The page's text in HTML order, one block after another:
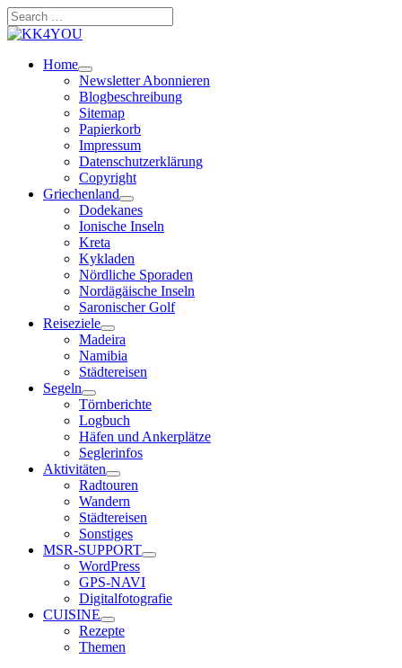
Zum
Inhalt
Search
…
Home
Newsletter Abonnieren
Blogbeschreibung
Sitemap
Papierkorb
Impressum
Datenschutzerklärung
Copyright
Griechenland
Dodekanes
Ionische Inseln
Kreta
Kykladen
Nördliche Sporaden
Nordägäische Inseln
Saronischer Golf
Reiseziele
Madeira
Namibia
Städtereisen
Segeln
Törnberichte
Logbuch
Häfen und Ankerplätze
Seglerinfos
Aktivitäten
Radtouren
Wandern
Städtereisen
Sonstiges
MSR-SUPPORT
WordPress
GPS-NAVI
Digitalfotografie
CUISINE
Rezepte
Themen